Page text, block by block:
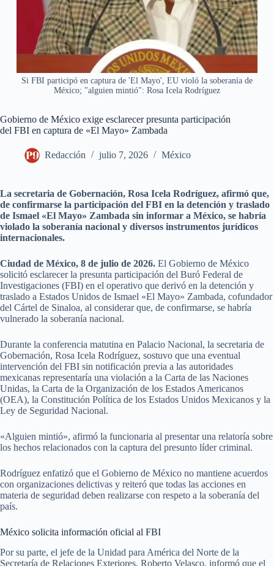
Si FBI participó en captura de 'El Mayo', EU violó la soberanía de
México; "alguien mintió": Rosa Icela Rodríguez
Gobierno de México exige esclarecer presunta participación
del FBI en captura de «El Mayo» Zambada
Redacción julio 7, 2026 México
La secretaria de Gobernación, Rosa Icela Rodríguez, afirmó que,
de confirmarse la participación del FBI en la detención y traslado
de Ismael «El Mayo» Zambada sin informar a México, se habría
violado la soberanía nacional y diversos instrumentos jurídicos
internacionales.
Ciudad de México, 8 de julio de 2026. El Gobierno de México
solicitó esclarecer la presunta participación del Buró Federal de
Investigaciones (FBI) en el operativo que derivó en la detención y
traslado a Estados Unidos de Ismael «El Mayo» Zambada, cofundador
del Cártel de Sinaloa, al considerar que, de confirmarse, se habría
vulnerado la soberanía nacional.
Durante la conferencia matutina en Palacio Nacional, la secretaria de
Gobernación, Rosa Icela Rodríguez, sostuvo que una eventual
intervención del FBI sin notificación previa a las autoridades
mexicanas representaría una violación a la Carta de las Naciones
Unidas, la Carta de la Organización de los Estados Americanos
(OEA), la Constitución Política de los Estados Unidos Mexicanos y la
Ley de Seguridad Nacional.
«Alguien mintió», afirmó la funcionaria al presentar una relatoría sobre
los hechos relacionados con la captura del presunto líder criminal.
Rodríguez enfatizó que el Gobierno de México no mantiene acuerdos
con organizaciones delictivas y reiteró que todas las acciones en
materia de seguridad deben realizarse con respeto a la soberanía del
país.
México solicita información oficial al FBI
Por su parte, el jefe de la Unidad para América del Norte de la
Secretaría de Relaciones Exteriores, Roberto Velasco, informó que el